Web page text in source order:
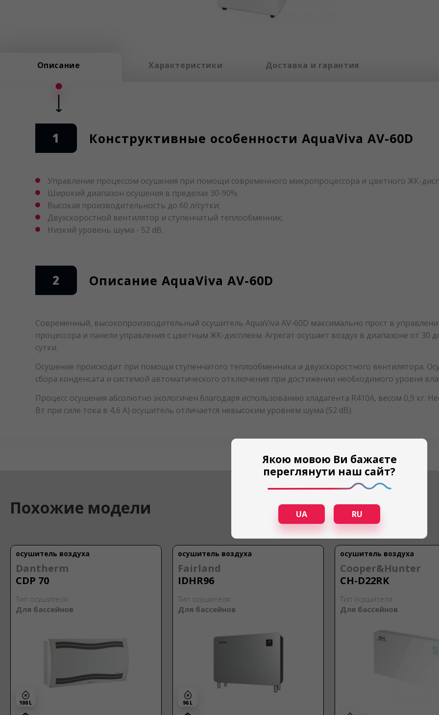
Описание Характеристики Доставка и гарантия
1 Конструктивные особенности AquaViva AV-60D
Управление процессом осушения при помощи современного микропроцессора и цветного ЖК-
Широкий диапазон осушения в пределах 30-90%;
Высокая производительность до 60 л/сутки;
Двухскоростной вентилятор и ступенчатый теплообменник;
Низкий уровень шума - 52 dB.
2 Описание AquaViva AV-60D
Современный, высокопроизводительный осушитель AquaViva AV-60D максимально прост в
процессора и панели управления с цветным ЖК-дисплеем. Агрегат осушает воздух в диапазоне от 30
сутки.
Осушение происходит при помощи ступенчатого теплообменника и двухскоростного вентилятора.
сбора конденсата и системой автоматического отключения при достижении необходимого уровня
Процесс осушения абсолютно экологичен благодаря использованию хладагента R410А, весом 0,9 кг.
Вт при силе тока в 4,6 А) осушитель отличается невысоким уровнем шума (52 dB).
Похожие модели
осушитель воздуха
Dantherm
CDP 70
Тип осушителя:
Для бассейнов
100 L
осушитель воздуха
Fairland
IDHR96
Тип осушителя:
Для бассейнов
96 L
осушитель воздуха
Cooper&Hunter
CH-D22RK
Тип осушителя:
Для бассейнов
Якою мовою Ви бажаєте
переглянути наш сайт?
UA RU